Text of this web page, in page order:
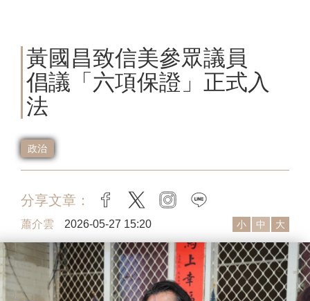
黃國昌致信美參眾議員
倡議「六項保證」正式入
法
政治
分享文章： facebook
twitter instagram
蕭介雲 2026-05-27 15:20 小 中 大